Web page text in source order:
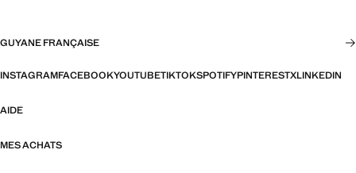
GUYANE FRANÇAISE
INSTAGRAMFACEBOOKYOUTUBETIKTOKSPOTIFYPINTERESTXLINKEDIN
AIDE
MES ACHATS